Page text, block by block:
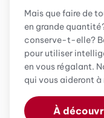
Mais que faire de
en grande
conserve-t-elle?
pour utiliser
en vous régalant.
qui vous aideront
À